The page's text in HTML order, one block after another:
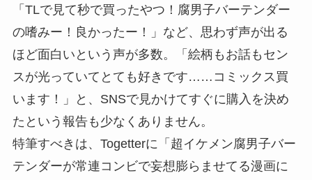
「TLで見て秒で買ったやつ！腐男子バーテンダー
の嗜みー！良かったー！」など、思わず声が出る
ほど面白いという声が多数。「絵柄もお話もセン
スが光っていてとても好きです……コミックス買
います！」と、SNSで見かけてすぐに購入を決め
たという報告も少なくありません。
特筆すべきは、Togetterに「超イケメン腐男子バー
テンダーが常連コンビで妄想膨らませてる漫画に